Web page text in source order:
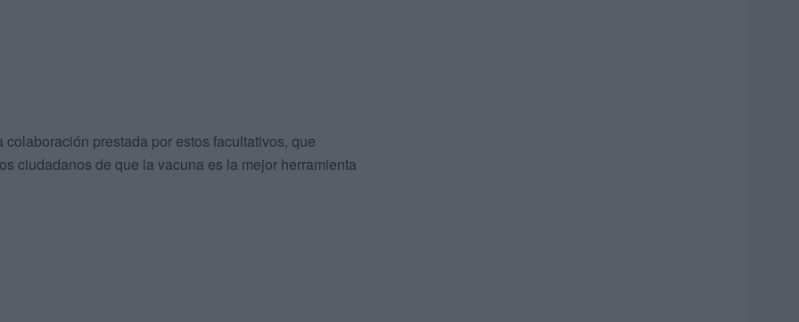
prestada por estos facultativos, que
ciudadanos de que la vacuna es la mejor herramienta